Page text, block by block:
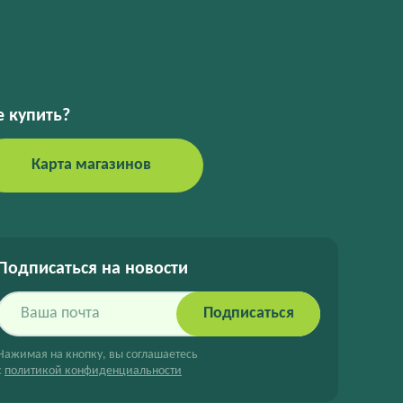
купить?
Карта магазинов
Подписаться на новости
Подписаться
на кнопку, вы соглашаетесь
политикой конфиденциальности